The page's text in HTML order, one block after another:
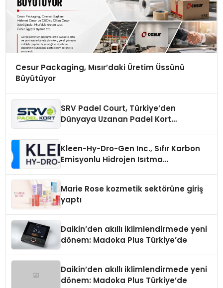
Cesur Packaging, Mısır’daki Üretim Üssünü
Büyütüyor
SRV Padel Court, Türkiye’den
Dünyaya Uzanan Padel Kort
Kleen-Hy-Dro-Gen Inc., Sıfır Karbon
Emisyonlu Hidrojen Isıtma
Marie Rose kozmetik sektörüne giriş
yaptı
Daikin’den akıllı iklimlendirmede yeni
dönem: Madoka Plus Türkiye’de
Daikin’den akıllı iklimlendirmede yeni
dönem: Madoka Plus Türkiye’de